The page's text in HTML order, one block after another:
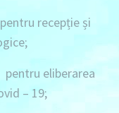
pentru recepție și
pentru eliberarea
– 19;